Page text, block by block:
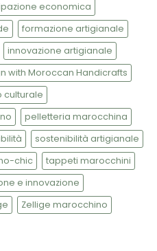
economica
formazione artigianale
innovazione artigianale
with Moroccan Handicrafts
culturale
pelletteria marocchina
sostenibilità artigianale
chic
tappeti marocchini
e innovazione
Zellige marocchino